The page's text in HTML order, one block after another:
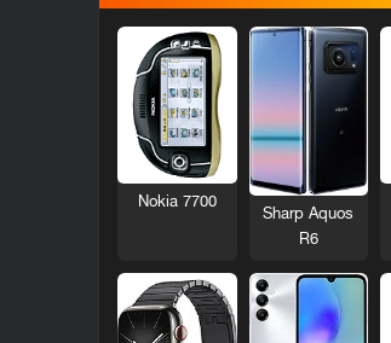
Sharp Aquos
R6
Nokia 7700